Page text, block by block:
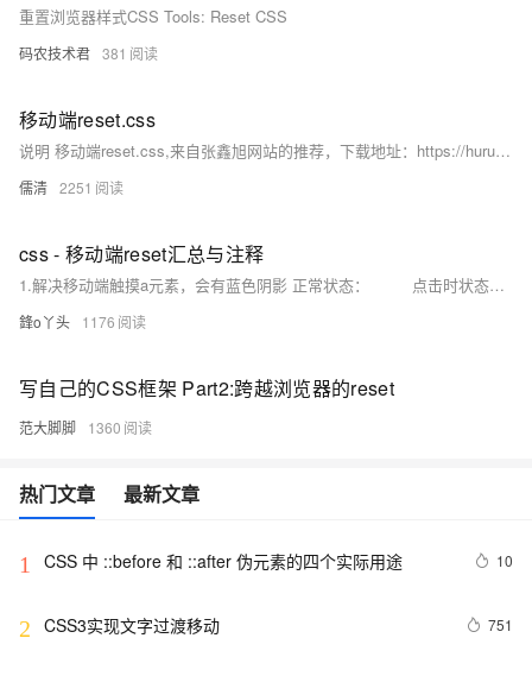
重置浏览器样式CSS Tools: Reset CSS
码农技术君 381
移动端reset.css
说明 移动端reset.css,来自张鑫旭网站的推荐，下载地址：https://huruqing.gitee.io/demos/source/reset.
儒清 2251
css - 移动端reset汇总与注释
1.解决移动端触摸a元素，会有蓝色阴影 正常状态： 点击时状态： a{ outline:none; -webkit-tap-highlight-color: rgba(0,0,0,0); } -webkit-tap-highlight-color: rgba(0,0,0,0);可以将该阴影透明化 2.
鋒o丫头 1176
写自己的CSS框架 Part2:跨越浏览器的reset
范大脚脚 1360
热门文章 最新文章
1 CSS 中 ::before 和 ::after 伪元素的四个实际用途 10
2 CSS3实现文字过渡移动 751